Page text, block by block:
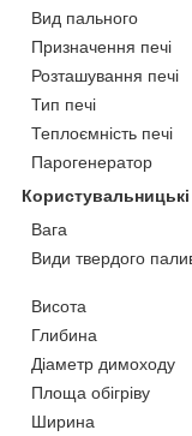
Вид пального
Призначення печі
Розташування печі
Тип печі
Теплоємність печі
Парогенератор
Вага
Види твердого
Висота
Глибина
Діаметр димоходу
Площа обігріву
Ширина